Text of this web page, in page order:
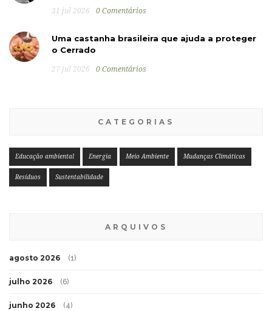
31 jul 2026 0 Comentários
Uma castanha brasileira que ajuda a proteger
o Cerrado
27 jul 2026 0 Comentários
CATEGORIAS
Educação ambiental Energia Meio Ambiente Mudanças Climáticas
Resíduos Sustentabilidade
ARQUIVOS
agosto 2026 (1)
julho 2026 (6)
junho 2026 (4)